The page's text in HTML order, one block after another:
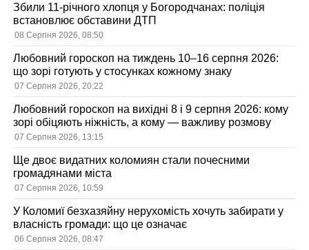
Збили 11-річного хлопця у Богородчанах: поліція
встановлює обставини ДТП
08 Серпня 2026, 08:50
Любовний гороскоп на тиждень 10–16 серпня 2026:
що зорі готують у стосунках кожному знаку
07 Серпня 2026, 20:22
Любовний гороскоп на вихідні 8 і 9 серпня 2026: кому
зорі обіцяють ніжність, а кому — важливу розмову
07 Серпня 2026, 13:15
Ще двоє видатних коломиян стали почесними
громадянами міста
07 Серпня 2026, 10:59
У Коломиї безхазяйну нерухомість хочуть забирати у
власність громади: що це означає
06 Серпня 2026, 08:47